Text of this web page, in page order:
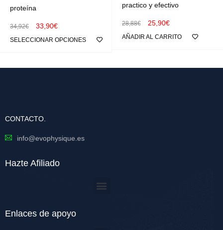
proteína
34,92€ 33,90€
SELECCIONAR OPCIONES
practico y efectivo
28,88€ 25,90€
AÑADIR AL CARRITO
CONTACTO.
info@evophysique.es
Hazte Afiliado
Enlaces de apoyo